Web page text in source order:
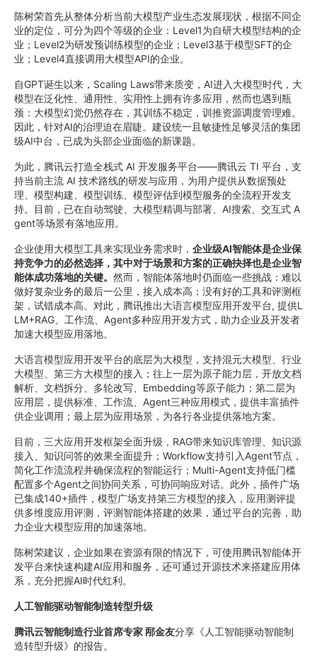
陈树荣首先从整体分析当前大模型产业生态发展现状，根据不同企
业的定位，可分为四个等级的企业：Level1为自研大模型结构的企
业；Level2为研发预训练模型的企业；Level3基于模型SFT的企
业；Level4直接调用大模型API的企业。
自GPT诞生以来，Scaling Laws带来质变，AI进入大模型时代，大
模型在泛化性、通用性、实用性上拥有许多应用，然而也遇到瓶
颈：大模型幻觉仍然存在，其训练不稳定，训推资源调度管理难。
因此，针对AI的治理迫在眉睫。建设统一且敏捷性足够灵活的集团
级AI中台，已成为头部企业面临的新课题。
为此，腾讯云打造全栈式 AI 开发服务平台——腾讯云 TI 平台，支
持当前主流 AI 技术路线的研发与应用，为用户提供从数据预处
理、模型构建、模型训练、模型评估到模型服务的全流程开发支
持。目前，已在自动驾驶、大模型精调与部署、AI搜索、交互式 A
gent等场景有落地应用。
企业使用大模型工具来实现业务需求时， 企业级AI智能体是企业保
持竞争力的必然选择， 其中对于场景和方案的正确抉择也是企业智
能体成功落地的关键。 然而，智能体落地时仍面临一些挑战：难以
做好复杂业务的最后一公里，接入成本高；没有好的工具和评测框
架，试错成本高。对此，腾讯推出大语言模型应用开发平台, 提供L
LM+RAG、工作流、Agent多种应用开发方式，助力企业及开发者
加速大模型应用落地。
大语言模型应用开发平台的底层为大模型，支持混元大模型、行业
大模型、第三方大模型的接入；往上一层为原子能力层，开放文档
解析、文档拆分、多轮改写、Embedding等原子能力；第二层为
应用层，提供标准、工作流、Agent三种应用模式，提供丰富插件
供企业调用；最上层为应用场景，为各行各业提供落地方案。
目前，三大应用开发框架全面升级，RAG带来知识库管理、知识源
接入、知识问答的效果全面提升；Workflow支持引入Agent节点，
简化工作流流程并确保流程的智能运行；Multi-Agent支持低门槛
配置多个Agent之间协同关系，可协同响应对话。此外，插件广场
已集成140+插件，模型广场支持第三方模型的接入，应用测评提
供多维度应用评测，评测智能体搭建的效果，通过平台的完善，助
力企业大模型应用的加速落地。
陈树荣建议，企业如果在资源有限的情况下，可使用腾讯智能体开
发平台来快速构建AI应用和服务，还可通过开源技术来搭建应用体
系，充分把握AI时代红利。
人工智能驱动智能制造转型升级
腾讯云智能制造行业首席专家 邴金友分享《人工智能驱动智能制
造转型升级》的报告。